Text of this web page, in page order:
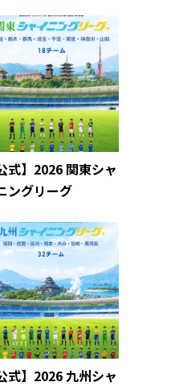
式】2026 関東シャ
ングリーグ
式】2026 九州シャ